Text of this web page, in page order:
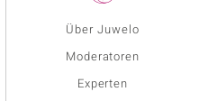
Über Juwelo
Moderatoren
Experten